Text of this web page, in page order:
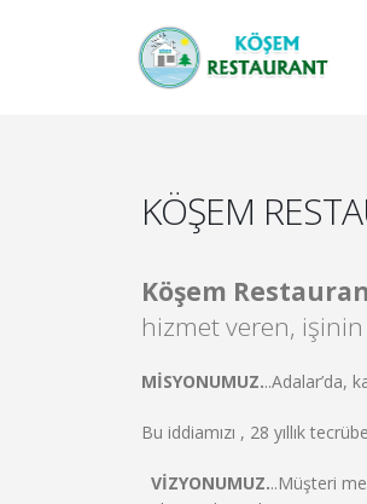
KÖŞEM
Köşem
hizmet veren,
MİSYONUMUZ...Adalar’da,
Bu iddiamızı , 28 yıllık
VİZYONUMUZ...Müşteri